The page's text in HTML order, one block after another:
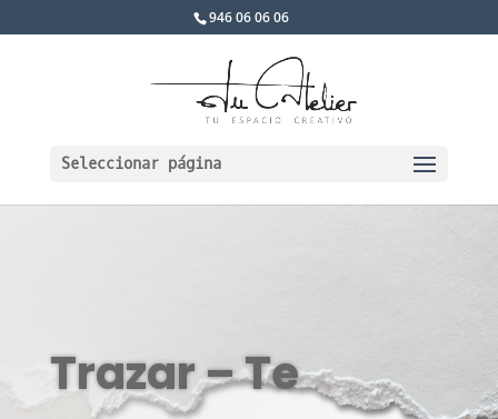
946 06 06 06
Seleccionar página
Trazar – Te